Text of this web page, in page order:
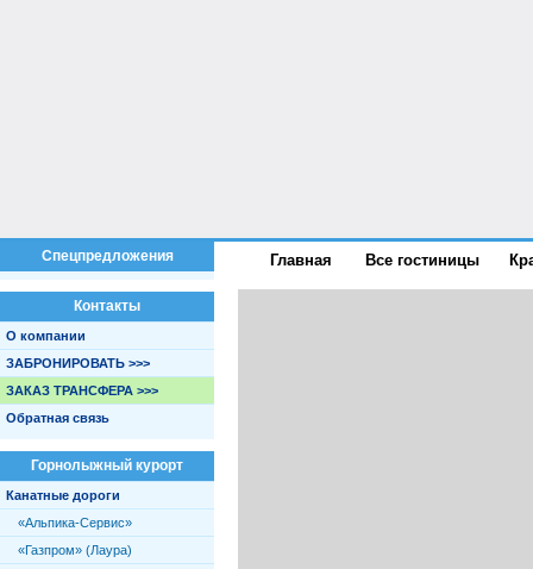
Главная Все гостиницы
Спецпредложения
Контакты
О компании
ЗАБРОНИРОВАТЬ >>>
ЗАКАЗ ТРАНСФЕРА >>>
Обратная связь
Горнолыжный курорт
Канатные дороги
«Альпика-Сервис»
«Газпром» (Лаура)